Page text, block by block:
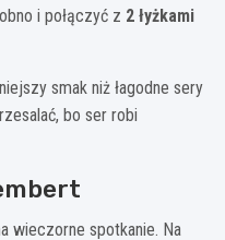
i połączyć z 2 łyżkami
smak niż łagodne sery
bo ser robi
wieczorne spotkanie. Na